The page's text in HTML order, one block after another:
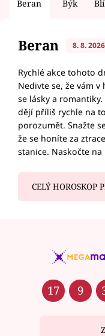
Beran Býk
Beran 8. 8. 2026
Rychlé akce tohoto
Nedivte se, že vám
se lásky a
dějí příliš rychle na
porozumět. Snažte
že se honíte za
stanice. Naskočte
CELÝ HOROSKOP
17 9